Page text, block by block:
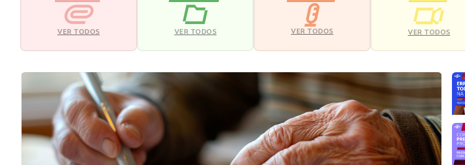
VER TODOS VER TODOS VER TODOS VER TODOS